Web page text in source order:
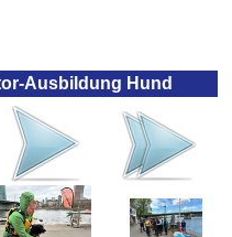
Ausbildung Hund